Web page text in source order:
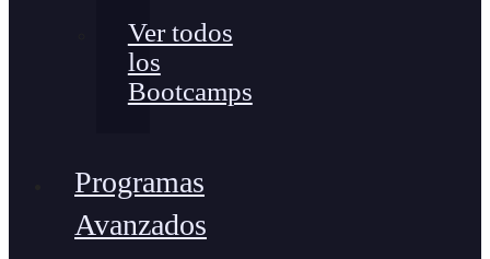
Ver todos
los
Bootcamps
Programas
Avanzados